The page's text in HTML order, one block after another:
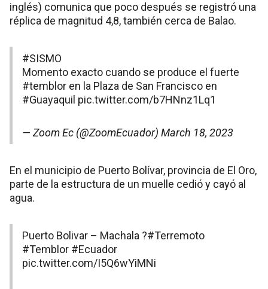
inglés) comunica que poco después se registró una
réplica de magnitud 4,8, también cerca de Balao.
#SISMO
Momento exacto cuando se produce el fuerte
#temblor en la Plaza de San Francisco en
#Guayaquil pic.twitter.com/b7HNnz1Lq1
— Zoom Ec (@ZoomEcuador) March 18, 2023
En el municipio de Puerto Bolívar, provincia de El Oro,
parte de la estructura de un muelle cedió y cayó al
agua.
Puerto Bolivar – Machala ?#Terremoto
#Temblor #Ecuador
pic.twitter.com/I5Q6wYiMNi